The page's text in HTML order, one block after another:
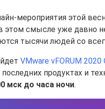
мероприятия этой
этом смысле уже давно
тысячи людей со
VMware vFORUM 2020
продуктах и
мск до часа ночи.